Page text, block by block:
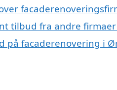
tilbud fra andre
på facaderenovering i